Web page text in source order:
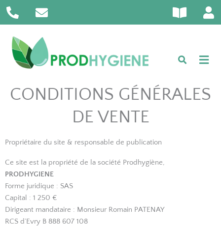
Aller
h
n
e
-
l
t
E
n
e
o
e
B
o
-
o
e
n
U
s
CONDITIONS GÉNÉRALES
DE VENTE
Propriétaire du site & responsable de publication
Ce site est la propriété de la société Prodhygiène,
PRODHYGIENE
Forme juridique : SAS
Capital : 1 250 €
Dirigeant mandataire : Monsieur Romain PATENAY
RCS d’Evry B 888 607 108